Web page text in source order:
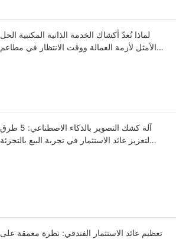
لماذا تُعدّ أكشاك الخدمة الذاتية المكتبية الحل
الأمثل لأزمة العمالة ووقت الانتظار في مطاعم
آلة كشك التصوير بالذكاء الاصطناعي: 5 طرق
لتعزيز عائد الاستثمار في تجربة البيع بالتجزئة
تعظيم عائد الاستثمار الفندقي: نظرة معمقة على